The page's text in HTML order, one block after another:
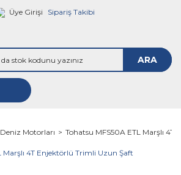
Üye Girişi Sipariş Takibi
ARA
Deniz Motorları Tohatsu MFS50A ETL Marşlı